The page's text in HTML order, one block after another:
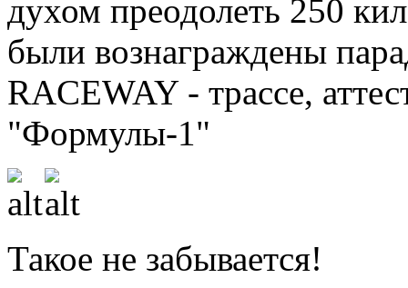
духом преодолеть 250
были вознаграждены
RACEWAY - трассе,
"Формулы-1"
Такое не забывается!